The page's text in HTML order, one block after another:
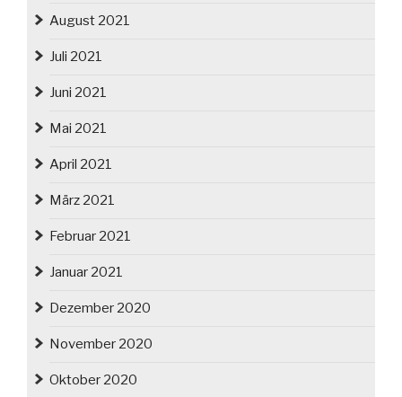
August 2021
Juli 2021
Juni 2021
Mai 2021
April 2021
März 2021
Februar 2021
Januar 2021
Dezember 2020
November 2020
Oktober 2020